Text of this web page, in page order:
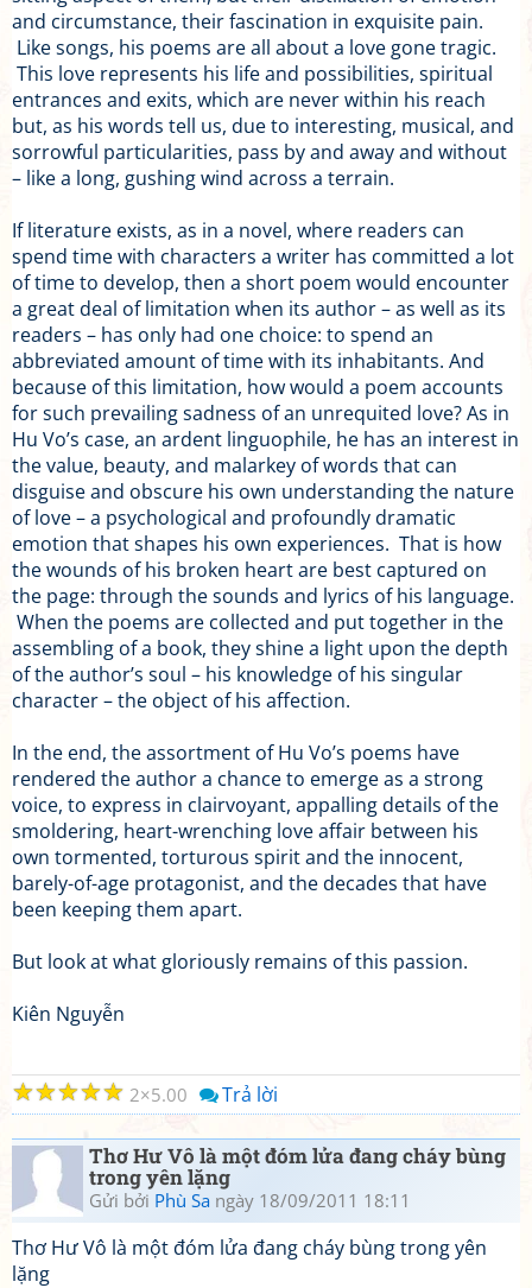
and circumstance, their fascination in exquisite pain.
Like songs, his poems are all about a love gone tragic.
This love represents his life and possibilities, spiritual
entrances and exits, which are never within his reach
but, as his words tell us, due to interesting, musical, and
sorrowful particularities, pass by and away and without
– like a long, gushing wind across a terrain.
If literature exists, as in a novel, where readers can
spend time with characters a writer has committed a lot
of time to develop, then a short poem would encounter
a great deal of limitation when its author – as well as its
readers – has only had one choice: to spend an
abbreviated amount of time with its inhabitants. And
because of this limitation, how would a poem accounts
for such prevailing sadness of an unrequited love? As in
Hu Vo’s case, an ardent linguophile, he has an interest in
the value, beauty, and malarkey of words that can
disguise and obscure his own understanding the nature
of love – a psychological and profoundly dramatic
emotion that shapes his own experiences. That is how
the wounds of his broken heart are best captured on
the page: through the sounds and lyrics of his language.
When the poems are collected and put together in the
assembling of a book, they shine a light upon the depth
of the author’s soul – his knowledge of his singular
character – the object of his affection.
In the end, the assortment of Hu Vo’s poems have
rendered the author a chance to emerge as a strong
voice, to express in clairvoyant, appalling details of the
smoldering, heart-wrenching love affair between his
own tormented, torturous spirit and the innocent,
barely-of-age protagonist, and the decades that have
been keeping them apart.
But look at what gloriously remains of this passion.
Kiên Nguyễn
☆
☆
☆
☆
☆ 2 5.00 Trả lời
Thơ Hư Vô là một đóm lửa đang cháy bùng
trong yên lặng
Gửi bởi Phù Sa ngày 18/09/2011 18:11
Thơ Hư Vô là một đóm lửa đang cháy bùng trong yên
lặng